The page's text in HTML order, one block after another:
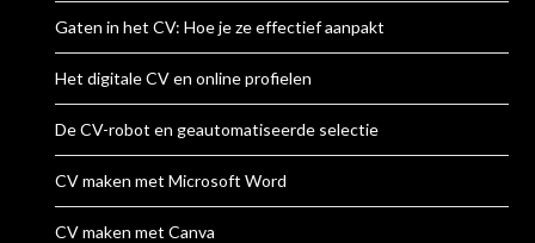
Gaten in het CV: Hoe je ze effectief aanpakt
Het digitale CV en online profielen
De CV-robot en geautomatiseerde selectie
CV maken met Microsoft Word
CV maken met Canva